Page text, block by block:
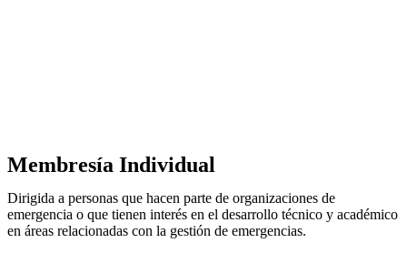
Membresía Individual
Dirigida a personas que hacen parte de organizaciones de
emergencia o que tienen interés en el desarrollo técnico y académico
en áreas relacionadas con la gestión de emergencias.